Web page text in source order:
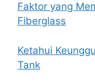
Faktor yang
Fiberglass
Ketahui
Tank